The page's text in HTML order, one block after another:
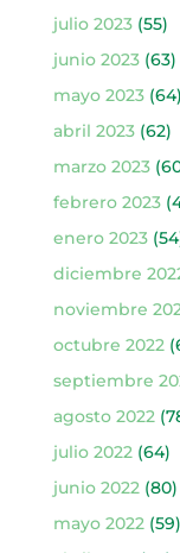
julio 2023(55)
junio 2023(63)
mayo 2023(64)
abril 2023(62)
marzo 2023
febrero 2023
enero 2023
diciembre
noviembre
octubre 2022
septiembre
agosto 2022
julio 2022(64)
junio 2022(80)
mayo 2022(59)